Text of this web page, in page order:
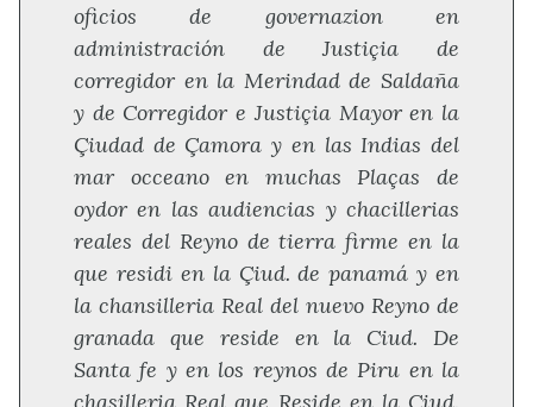
oficios de governazion en
administración de Justiçia de
corregidor en la Merindad de Saldaña
y de Corregidor e Justiçia Mayor en la
Çiudad de Çamora y en las Indias del
mar occeano en muchas Plaças de
oydor en las audiencias y chacillerias
reales del Reyno de tierra firme en la
que residi en la Çiud. de panamá y en
la chansilleria Real del nuevo Reyno de
granada que reside en la Ciud. De
Santa fe y en los reynos de Piru en la